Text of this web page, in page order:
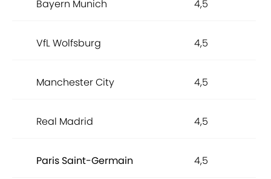
Bayern Munich 4,5
VfL Wolfsburg 4,5
Manchester City 4,5
Real Madrid 4,5
Paris Saint-Germain 4,5